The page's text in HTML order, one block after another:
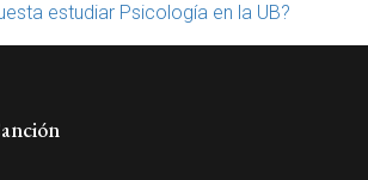
estudiar Psicología en la UB?